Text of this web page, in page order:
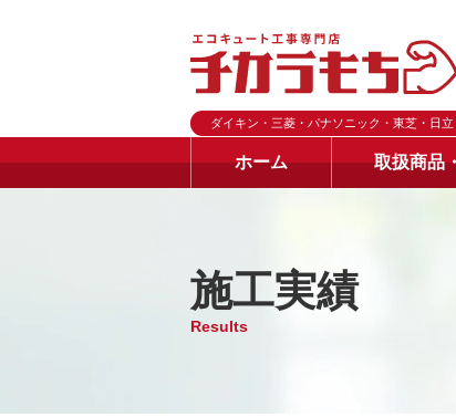
ダイキン・三菱・パナソニック・東芝・日立
ホーム 取扱商品
施工実績
Results